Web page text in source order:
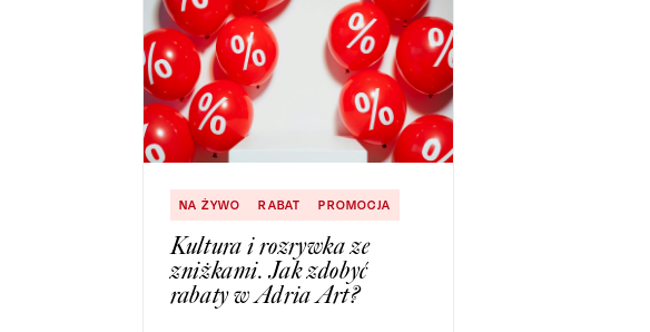
NA ŻYWO RABAT PROMOCJA
Kultura i rozrywka ze
zniżkami. Jak zdobyć
rabaty w Adria Art?